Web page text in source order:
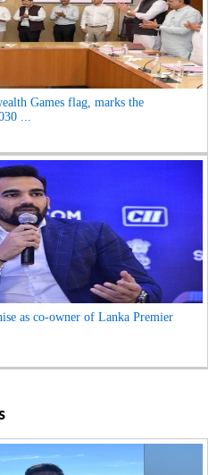
Games flag, marks the
...
as co-owner of Lanka Premier